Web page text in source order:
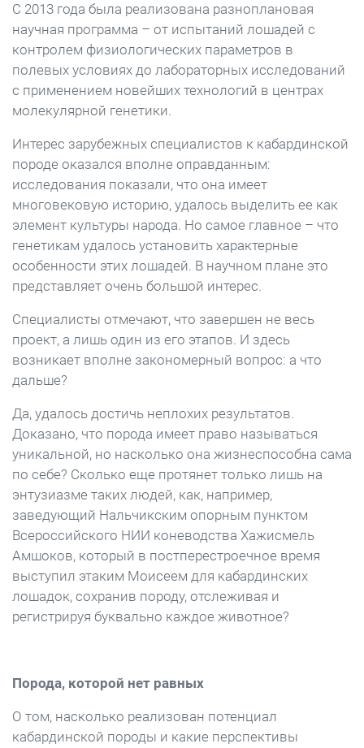
С 2013 года была реализована разноплановая
научная программа – от испытаний лошадей с
контролем физиологических параметров в
полевых условиях до лабораторных исследований
с применением новейших технологий в центрах
молекулярной генетики.
Интерес зарубежных специалистов к кабардинской
породе оказался вполне оправданным:
исследования показали, что она имеет
многовековую историю, удалось выделить ее как
элемент культуры народа. Но самое главное – что
генетикам удалось установить характерные
особенности этих лошадей. В научном плане это
представляет очень большой интерес.
Специалисты отмечают, что завершен не весь
проект, а лишь один из его этапов. И здесь
возникает вполне закономерный вопрос: а что
дальше?
Да, удалось достичь неплохих результатов.
Доказано, что порода имеет право называться
уникальной, но насколько она жизнеспособна сама
по себе? Сколько еще протянет только лишь на
энтузиазме таких людей, как, например,
заведующий Нальчикским опорным пунктом
Всероссийского НИИ коневодства Хажисмель
Амшоков, который в постперестроечное время
выступил этаким Моисеем для кабардинских
лошадок, сохранив породу, отслеживая и
регистрируя буквально каждое животное?
Порода, которой нет равных
О том, насколько реализован потенциал
кабардинской породы и какие перспективы